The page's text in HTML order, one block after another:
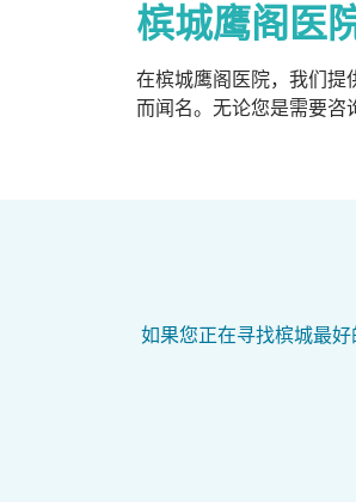
槟城鹰阁医
在槟城鹰阁医院，我们提
而闻名。无论您是需要咨
如果您正在寻找槟城最